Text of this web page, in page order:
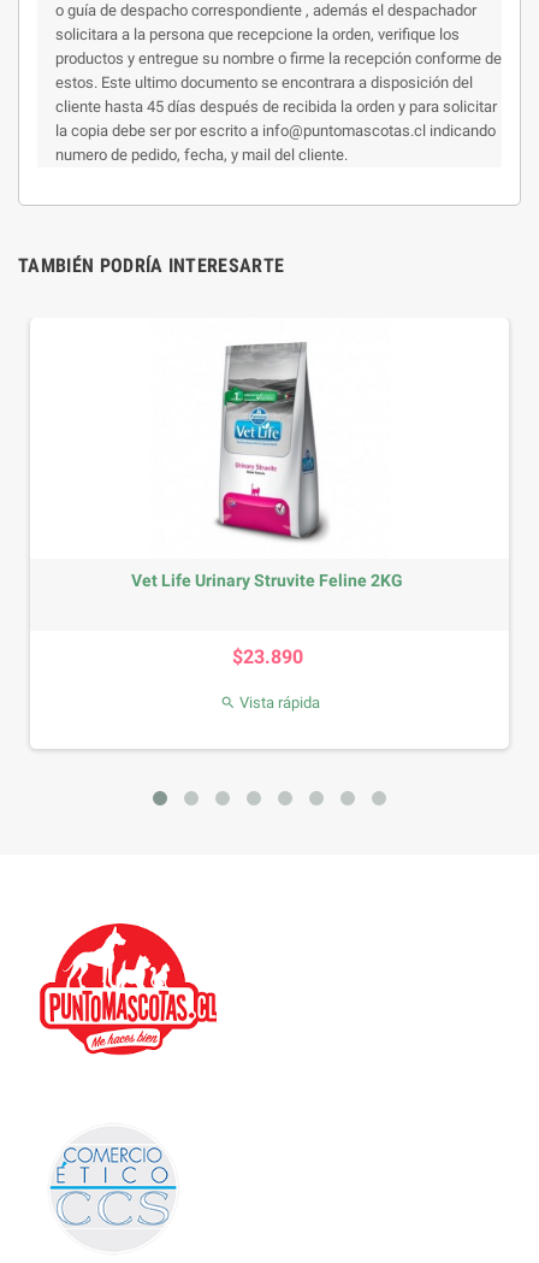
o guía de despacho correspondiente , además el despachador
solicitara a la persona que recepcione la orden, verifique los
productos y entregue su nombre o firme la recepción conforme de
estos. Este ultimo documento se encontrara a disposición del
cliente hasta 45 días después de recibida la orden y para solicitar
la copia debe ser por escrito a info@puntomascotas.cl indicando
numero de pedido, fecha, y mail del cliente.
TAMBIÉN PODRÍA INTERESARTE
Vet Life Urinary Struvite Feline 2KG
$23.890
 Vista rápida